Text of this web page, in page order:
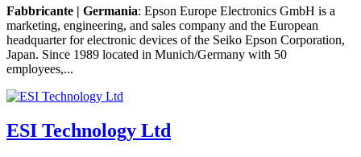
Fabbricante | Germania: Epson Europe Electronics GmbH is a
marketing, engineering, and sales company and the European
headquarter for electronic devices of the Seiko Epson Corporation,
Japan. Since 1989 located in Munich/Germany with 50
employees,...
ESI Technology Ltd